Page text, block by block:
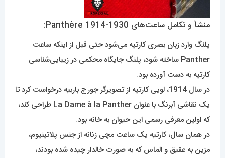
منشأ و تکامل ساعت‌های Panthère 1914-1930:
پلنگ وارد زبان بصری کارتیه می‌شود حتی قبل از اینکه ساعت
Panther ساخته شود، پلنگ جایگاه محکمی در زیبایی‌شناسی
کارتیه به دست آورده بود.
در سال 1914، لویی کارتیه از تصویرگر جورج باربیه درخواست کرد تا
یک نقاشی آبرنگ با عنوان La Dame à la Panther طراحی کند،
که اولین معرفی رسمی این حیوان به خانه بود.
در همان سال، کارتیه یک ساعت مچی زنانه از جنس پلاتینیوم،
مزین به عقیق و الماس که به صورت خالدار چیده شده بودند،